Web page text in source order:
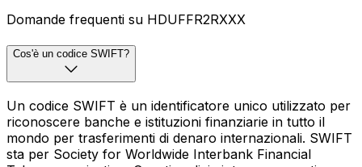
Domande frequenti su HDUFFR2RXXX
Cos'è un codice SWIFT?
Un codice SWIFT è un identificatore unico utilizzato per
riconoscere banche e istituzioni finanziarie in tutto il
mondo per trasferimenti di denaro internazionali. SWIFT
sta per Society for Worldwide Interbank Financial